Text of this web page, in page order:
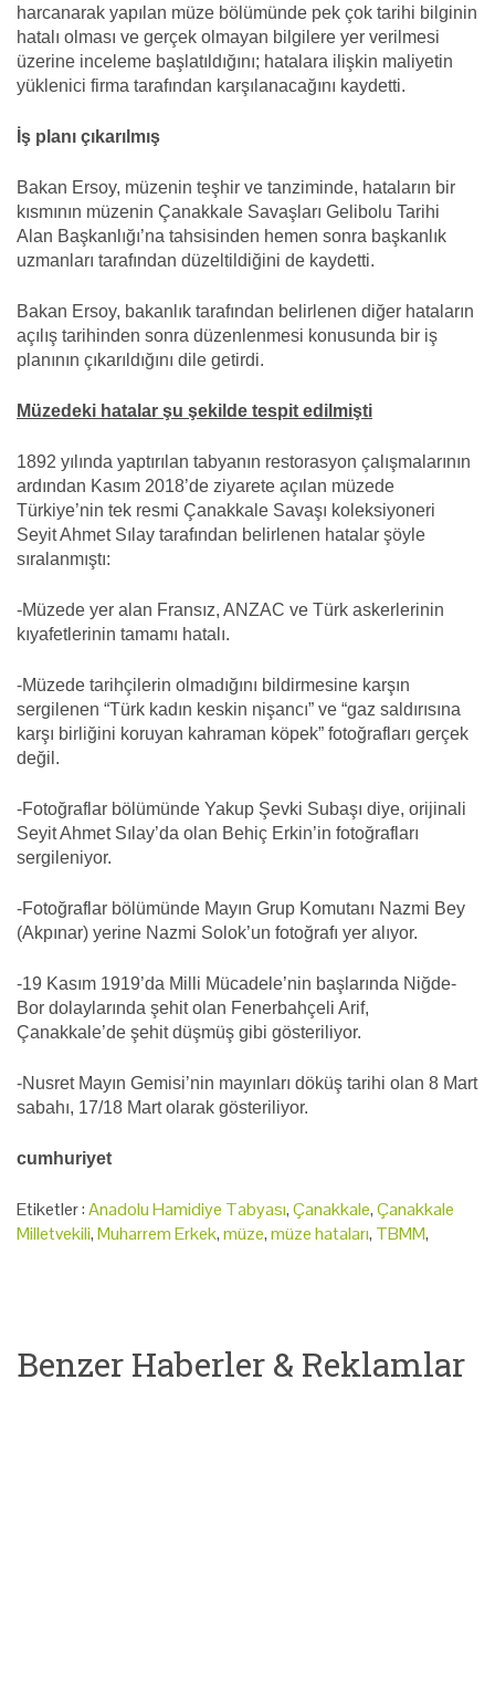
harcanarak yapılan müze bölümünde pek çok tarihi bilginin
hatalı olması ve gerçek olmayan bilgilere yer verilmesi
üzerine inceleme başlatıldığını; hatalara ilişkin maliyetin
yüklenici firma tarafından karşılanacağını kaydetti.
İş planı çıkarılmış
Bakan Ersoy, müzenin teşhir ve tanziminde, hataların bir
kısmının müzenin Çanakkale Savaşları Gelibolu Tarihi
Alan Başkanlığı’na tahsisinden hemen sonra başkanlık
uzmanları tarafından düzeltildiğini de kaydetti.
Bakan Ersoy, bakanlık tarafından belirlenen diğer hataların
açılış tarihinden sonra düzenlenmesi konusunda bir iş
planının çıkarıldığını dile getirdi.
Müzedeki hatalar şu şekilde tespit edilmişti
1892 yılında yaptırılan tabyanın restorasyon çalışmalarının
ardından Kasım 2018’de ziyarete açılan müzede
Türkiye’nin tek resmi Çanakkale Savaşı koleksiyoneri
Seyit Ahmet Sılay tarafından belirlenen hatalar şöyle
sıralanmıştı:
-Müzede yer alan Fransız, ANZAC ve Türk askerlerinin
kıyafetlerinin tamamı hatalı.
-Müzede tarihçilerin olmadığını bildirmesine karşın
sergilenen “Türk kadın keskin nişancı” ve “gaz saldırısına
karşı birliğini koruyan kahraman köpek” fotoğrafları gerçek
değil.
-Fotoğraflar bölümünde Yakup Şevki Subaşı diye, orijinali
Seyit Ahmet Sılay’da olan Behiç Erkin’in fotoğrafları
sergileniyor.
-Fotoğraflar bölümünde Mayın Grup Komutanı Nazmi Bey
(Akpınar) yerine Nazmi Solok’un fotoğrafı yer alıyor.
-19 Kasım 1919’da Milli Mücadele’nin başlarında Niğde-
Bor dolaylarında şehit olan Fenerbahçeli Arif,
Çanakkale’de şehit düşmüş gibi gösteriliyor.
-Nusret Mayın Gemisi’nin mayınları döküş tarihi olan 8 Mart
sabahı, 17/18 Mart olarak gösteriliyor.
cumhuriyet
Etiketler :Anadolu Hamidiye Tabyası,Çanakkale,Çanakkale
Milletvekili,Muharrem Erkek,müze,müze hataları, TBMM,
Benzer Haberler & Reklamlar